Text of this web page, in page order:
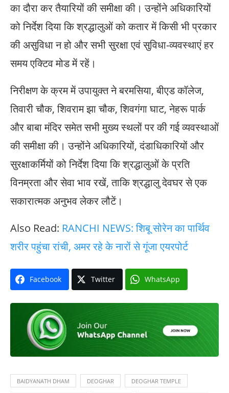
का दौरा कर तैयारियों की समीक्षा की। उन्होंने अधिकारियों
को निर्देश दिया कि श्रद्धालुओं को कतार में किसी भी प्रकार
की असुविधा न हो और सभी सुरक्षा एवं सुविधा-व्यवस्थाएं हर
समय एक्टिव मोड में रहें।
निरीक्षण के क्रम में उपायुक्त ने बरमसिया, बीएड कॉलेज,
तिवारी चौक, शिवराम झा चौक, शिवगंगा घाट, नेहरू पार्क
और बाबा मंदिर समेत सभी मुख्य स्थलों पर की गई व्यवस्थाओं
की समीक्षा की। उन्होंने अधिकारियों, दंडाधिकारियों और
सुरक्षाकर्मियों को निर्देश दिया कि श्रद्धालुओं के प्रति
विनम्रता और सेवा भाव रखें, ताकि श्रद्धालु देवघर से एक
सकारात्मक अनुभव लेकर लौटें।
Also Read: RANCHI NEWS: शिबू सोरेन का पार्थिव
शरीर पहुंचा रांची, अमर रहे के नारों से गूंजा एयरपोर्ट
Facebook Twitter WhatsApp
BAIDYANATH DHAM DEOGHAR DEOGHAR TEMPLE